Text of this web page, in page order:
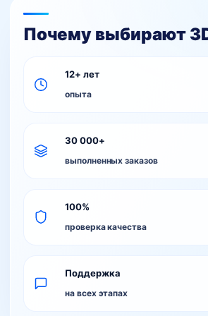
Почему выбирают
12+ лет
опыта
30 000+
выполненных заказов
100%
проверка качества
Поддержка
на всех этапах